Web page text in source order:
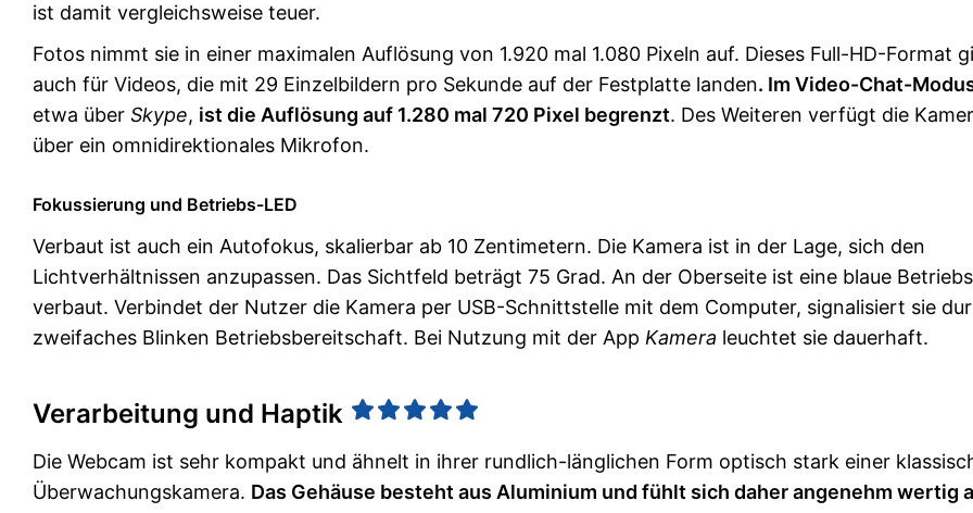
ist damit vergleichsweise teuer.
Fotos nimmt sie in einer maximalen Auflösung von 1.920 mal 1.080 Pixeln auf. Dieses Full-HD-Format
auch für Videos, die mit 29 Einzelbildern pro Sekunde auf der Festplatte landen. Im Video-Chat-
etwa über Skype, ist die Auflösung auf 1.280 mal 720 Pixel begrenzt. Des Weiteren verfügt die
über ein omnidirektionales Mikrofon.
Fokussierung und Betriebs-LED
Verbaut ist auch ein Autofokus, skalierbar ab 10 Zentimetern. Die Kamera ist in der Lage, sich den
Lichtverhältnissen anzupassen. Das Sichtfeld beträgt 75 Grad. An der Oberseite ist eine blaue
verbaut. Verbindet der Nutzer die Kamera per USB-Schnittstelle mit dem Computer, signalisiert sie
zweifaches Blinken Betriebsbereitschaft. Bei Nutzung mit der App Kamera leuchtet sie dauerhaft.
Verarbeitung und Haptik
Die Webcam ist sehr kompakt und ähnelt in ihrer rundlich-länglichen Form optisch stark einer
Überwachungskamera. Das Gehäuse besteht aus Aluminium und fühlt sich daher angenehm wertig